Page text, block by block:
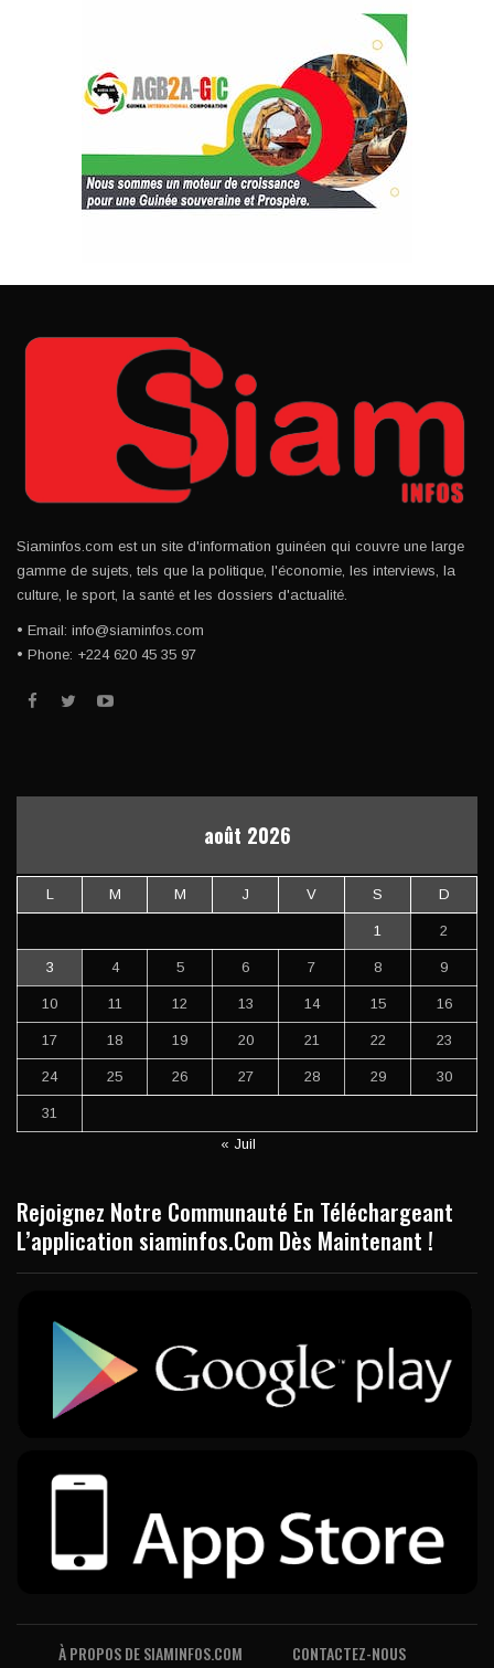
Siaminfos.com est un site d'information guinéen qui couvre une large
gamme de sujets, tels que la politique, l'économie, les interviews, la
culture, le sport, la santé et les dossiers d'actualité.
• Email: info@siaminfos.com
• Phone: +224 620 45 35 97
août 2026
L M M J V S D
1 2
3 4 5 6 7 8 9
10 11 12 13 14 15 16
17 18 19 20 21 22 23
24 25 26 27 28 29 30
31
« Juil
Rejoignez Notre Communauté En Téléchargeant
L’application siaminfos.Com Dès Maintenant !
À PROPOS DE SIAMINFOS.COM CONTACTEZ-NOUS